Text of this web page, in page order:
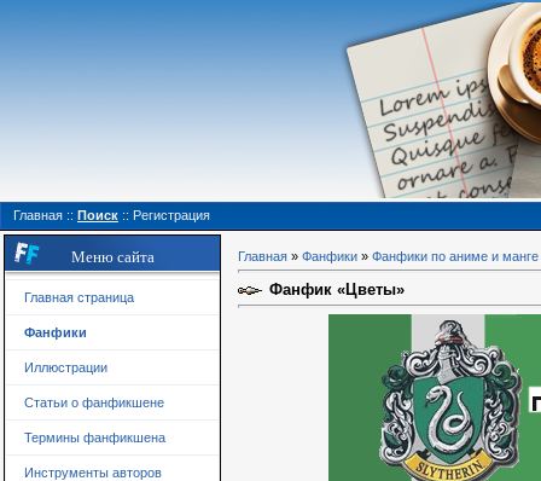
Главная :: Поиск :: Регистрация
Меню сайта
Главная страница
Фанфики
Иллюстрации
Статьи о фанфикшене
Термины фанфикшена
Инструменты авторов
Главная » Фанфики » Фанфики по аниме и манге
Фанфик «Цветы»